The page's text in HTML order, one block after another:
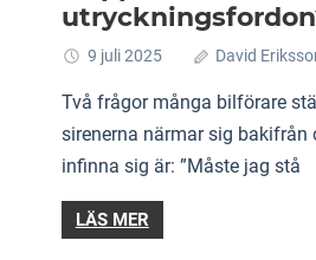
9 juli 2025 David
Två frågor många bilförare
sirenerna närmar sig bakifrån
infinna sig är: ”Måste jag stå
LÄS MER